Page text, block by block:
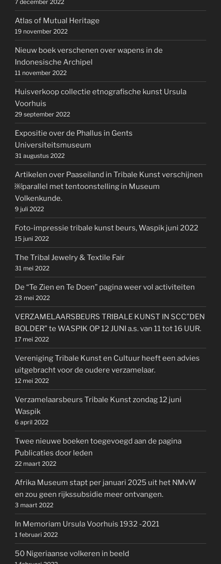
7 december 2022
Atlas of Mutual Heritage
19 november 2022
Nieuw boek verschenen over wapens in de
Indonesische Archipel
11 november 2022
Huisverkoop collectie etnografische kunst Ursula
Voorhuis
29 september 2022
Expositie over de Phallus in Gents
Universiteitsmuseum
31 augustus 2022
Artikelen over Paaseiland in Tribale Kunst verschijnen
￼parallel met tentoonstelling in Museum
Volkenkunde.
9 juli 2022
Foto-impressie tribale kunst beurs, Waspik juni 2022
15 juni 2022
The Tribal Jewelry & Textile Fair
31 mei 2022
De “Te Zien en Te Doen” pagina weer vol activiteiten
23 mei 2022
VERZAMELAARSBEURS TRIBALE KUNST IN SCC”DEN
BOLDER” te WASPIK OP 12 JUNI a.s. van 11 tot 16 UUR.
17 mei 2022
Vereniging Tribale Kunst en Cultuur heeft een advies
uitgebracht voor de oudere verzamelaar.
12 mei 2022
Verzamelaarsbeurs Tribale Kunst zondag 12 juni
Waspik
6 april 2022
Twee nieuwe boeken toegevoegd aan de pagina
Publicaties door leden
22 maart 2022
Afrika Museum stapt per januari 2025 uit het NMvW
en zou geen rijkssubsidie meer ontvangen.
3 maart 2022
In Memoriam Ursula Voorhuis 1932 -2021
1 februari 2022
50 Nigeriaanse volkeren in beeld